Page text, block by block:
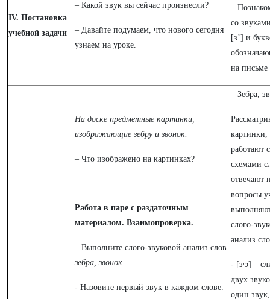
IV. Постановка
учебной задачи
– Какой звук вы сейчас произнесли?
– Давайте подумаем, что нового сегодня
узнаем на уроке.
–
со
[з’] и
на письме
На доске предметные картинки,
изображающие зебру и звонок.
– Что изображено на картинках?
Работа в паре с раздаточным
материалом. Взаимопроверка.
– Выполните слого-звуковой анализ слов
зебра, звонок.
- Назовите первый звук в каждом слове.
– Зебра,
картинки,
работают
схемами
отвечают
вопросы
слого-
анализ
- [з э] –
двух
один